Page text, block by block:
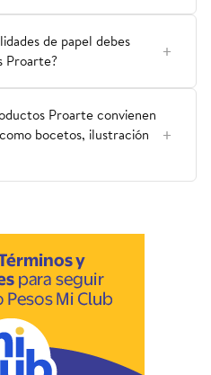
de papel debes
Proarte?
Proarte convienen
bocetos, ilustración